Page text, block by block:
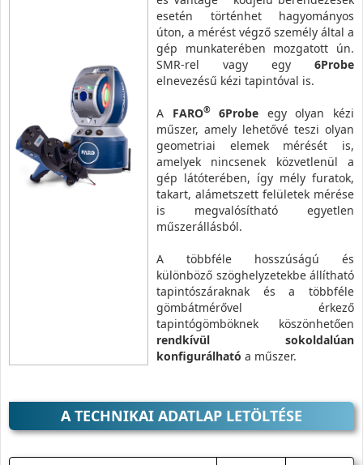
esetén történhet hagyományos
úton, a mérést végző személy által a
gép munkaterében mozgatott ún.
SMR-rel vagy egy 6Probe
elnevezésű kézi tapintóval is.
A FARO®6Probe egy olyan kézi
műszer, amely lehetővé teszi olyan
geometriai elemek mérését is,
amelyek nincsenek közvetlenül a
gép látóterében, így mély furatok,
takart, alámetszett felületek mérése
is megvalósítható egyetlen
műszerállásból.
A többféle hosszúságú és
különböző szöghelyzetekbe állítható
tapintószáraknak és a többféle
gömbátmérővel érkező
tapintógömböknek köszönhetően
rendkívül sokoldalúan
konfigurálható a műszer.
A TECHNIKAI ADATLAP LETÖLTÉSE